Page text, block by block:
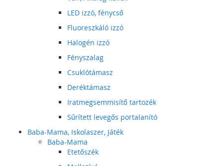
LED izzó, fénycső
Fluoreszkáló izzó
Halogén izzó
Fényszalag
Csuklótámasz
Deréktámasz
Iratmegsemmisítő tartozék
Sűrített levegős portalanító
Baba-Mama, Iskolaszer, Játék
Baba-Mama
Etetőszék